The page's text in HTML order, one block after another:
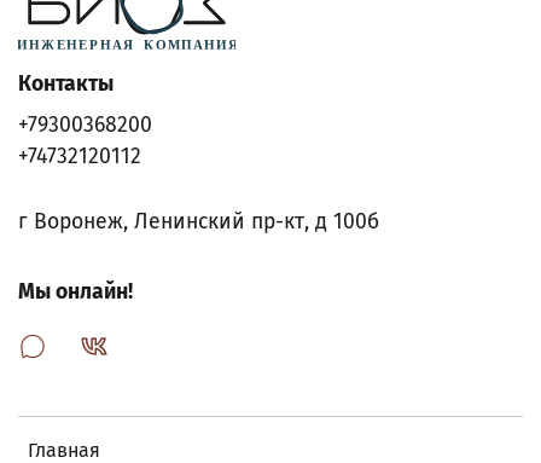
Главная
Контакты
+79300368200
+74732120112
г Воронеж, Ленинский пр-кт, д 100б
Мы онлайн!